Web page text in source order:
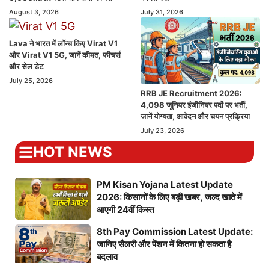
August 3, 2026 July 31, 2026
Lava ने भारत में लॉन्च किए Virat V1
और Virat V1 5G, जानें कीमत, फीचर्स
और सेल डेट
July 25, 2026
RRB JE Recruitment 2026:
4,098 जूनियर इंजीनियर पदों पर भर्ती,
जानें योग्यता, आवेदन और चयन प्रक्रिया
July 23, 2026
HOT NEWS
PM Kisan Yojana Latest Update
2026: किसानों के लिए बड़ी खबर, जल्द खाते में
आएगी 24वीं किस्त
8th Pay Commission Latest Update:
जानिए सैलरी और पेंशन में कितना हो सकता है
बदलाव